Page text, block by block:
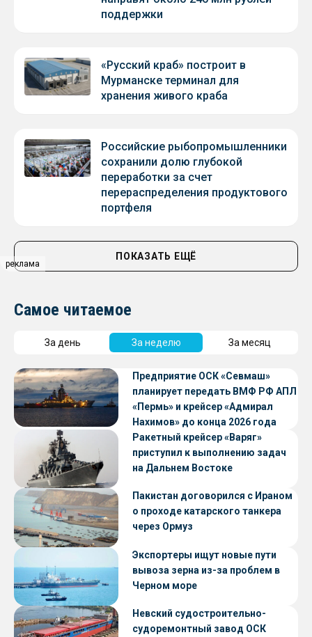
реклама
поддержки
«Русский краб» построит в
Мурманске терминал для
хранения живого краба
Российские рыбопромышленники
сохранили долю глубокой
переработки за счет
перераспределения продуктового
портфеля
ПОКАЗАТЬ ЕЩЁ
Самое читаемое
За день За неделю За месяц
Предприятие ОСК «Севмаш»
планирует передать ВМФ РФ АПЛ
«Пермь» и крейсер «Адмирал
Нахимов» до конца 2026 года
Ракетный крейсер «Варяг»
приступил к выполнению задач
на Дальнем Востоке
Пакистан договорился с Ираном
о проходе катарского танкера
через Ормуз
Экспортеры ищут новые пути
вывоза зерна из-за проблем в
Черном море
Невский судостроительно-
судоремонтный завод ОСК